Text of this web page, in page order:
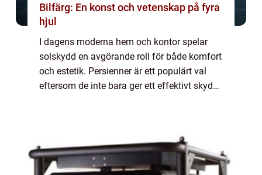
Bilfärg: En konst och vetenskap på fyra
hjul
I dagens moderna hem och kontor spelar
solskydd en avgörande roll för både komfort
och estetik. Persienner är ett populärt val
eftersom de inte bara ger ett effektivt skydd